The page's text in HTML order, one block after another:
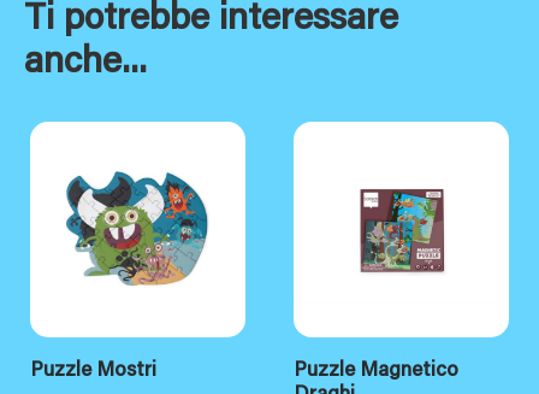
Ti potrebbe interessare
anche...
Puzzle Mostri
Puzzle Magnetico